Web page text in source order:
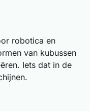
robotica en
van kubussen
Iets dat in de